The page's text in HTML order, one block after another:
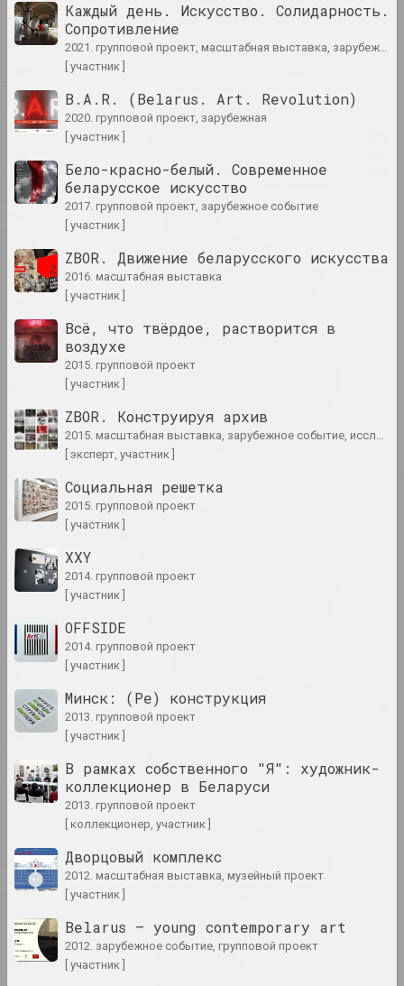
2002
2001
1999
1998
1997
1996
1994
1993
1991
1990
1988
1987
1986
1985
1977
1976
1974
1972
1970
1969
1962
1960
1956
1954
1952
1937
Савашевич удостоена
престижной Вроцлавской
художественной премии.
В Дюссельдорфе художники
приняли участие белорусские
художники.
публикация
Первый фестиваль
белорусского современного
искусствовед, который
общения Смиловичей
публикация
2024 ИншиЯ (ІншыЯ / Другие)
крытычнаму мысленню". Як
публикация
"Фатаграфія — гэта лад
жыцця". Вытрымкі з інтэрв’ю
Уладзіміра Парфянка і
аўтарства
публикация
Андрей Дурейко
будущее, вооруженное
инструментами прошлого
Сергей Шабохин
Каждый день. Искусство. Солидарность.
Сопротивление
2021. групповой проект, масштабная выставка, зарубежное событие, международное событие
[ участник ]
B.A.R. (Belarus. Art. Revolution)
2020. групповой проект, зарубежная
[ участник ]
Бело-красно-белый. Современное
беларусское искусство
2017. групповой проект, зарубежное событие
[ участник ]
ZBOR. Движение беларусского искусства
2016. масштабная выставка
[ участник ]
Всё, что твёрдое, растворится в
воздухе
2015. групповой проект
[ участник ]
ZBOR. Конструируя архив
2015. масштабная выставка, зарубежное событие, исследовательский проект, архивный проект
[ эксперт, участник ]
Социальная решетка
2015. групповой проект
[ участник ]
XXY
2014. групповой проект
[ участник ]
OFFSIDE
2014. групповой проект
[ участник ]
Минск: (Ре) конструкция
2013. групповой проект
[ участник ]
В рамках собственного "Я": художник-
коллекционер в Беларуси
2013. групповой проект
[ коллекционер, участник ]
Дворцовый комплекс
2012. масштабная выставка, музейный проект
[ участник ]
Belarus — young contemporary art
2012. зарубежное событие, групповой проект
[ участник ]